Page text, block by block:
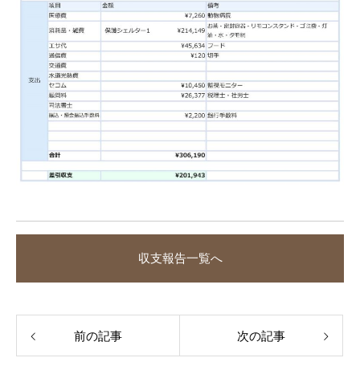
収支報告一覧へ
前の記事 次の記事